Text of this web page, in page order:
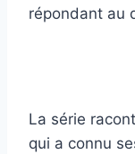
répondant au
La série
qui a connu